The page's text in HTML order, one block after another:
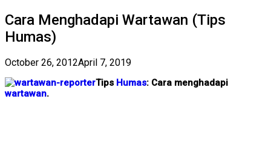
Cara Menghadapi Wartawan (Tips
Humas)
October 26, 2012April 7, 2019
Tips Humas: Cara menghadapi
wartawan.